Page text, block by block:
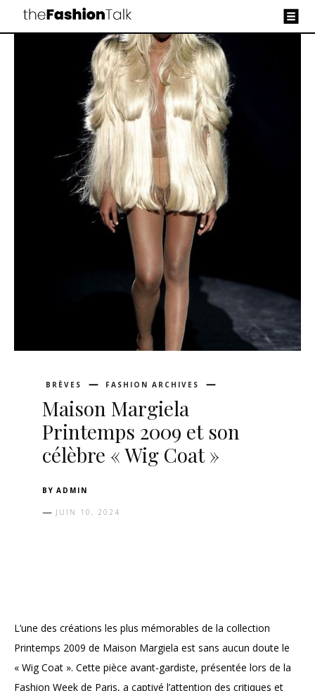
BRÈVES FASHION ARCHIVES
Maison Margiela
Printemps 2009 et son
célèbre « Wig Coat »
BY ADMIN
JUIN 10, 2024
L’une des créations les plus mémorables de la collection
Printemps 2009 de Maison Margiela est sans aucun doute le
« Wig Coat ». Cette pièce avant-gardiste, présentée lors de la
Fashion Week de Paris, a captivé l’attention des critiques et